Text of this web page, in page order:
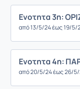
Ενοτητα 3η:
από 13/5/24 έως 19/5/
Ενοτητα 4η:
από 20/5/24 έως 26/